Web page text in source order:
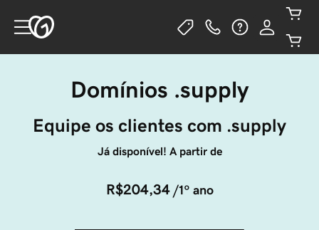
Domínios .supply
Equipe os clientes com .supply
Já disponível! A partir de
R$204,34 /1º ano